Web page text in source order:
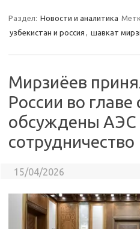
Раздел: Новости и аналитика
узбекистан и россия , шавкат
Мирзиёев
России во главе
обсуждены АЭС
сотрудничество
15/04/2026